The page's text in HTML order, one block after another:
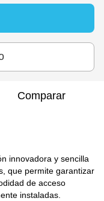
Comparar
innovadora y sencilla
que permite garantizar
de acceso
instaladas.